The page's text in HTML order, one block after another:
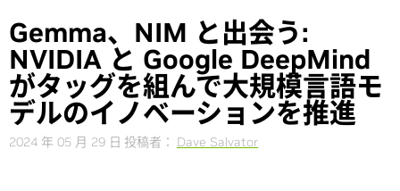
Gemma、NIM と出会う:
NVIDIA と Google DeepMind
がタッグを組んで大規模言語モ
デルのイノベーションを推進
2024 年 05 月 29 日 投稿者： Dave Salvator